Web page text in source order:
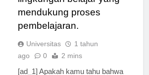
lingkungan belajar yang
mendukung proses
pembelajaran.
Universitas
1 tahun